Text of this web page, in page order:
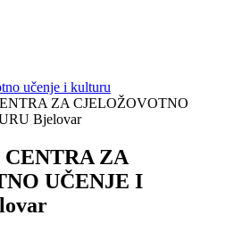
učenje i kulturu
ZA CJELOŽOVOTNO
Bjelovar
CENTRA ZA
UČENJE I